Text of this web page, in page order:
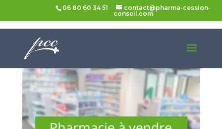
06 80 60 34 51
contact@pharma-cession-
conseil.com